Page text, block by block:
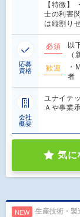
【特徴】
士の利害
は縦割り
応募
資格
必須
以
歓迎
・
者
会社
概要
ユナイテ
Ａや事業
気に
NEW 生産技術・製